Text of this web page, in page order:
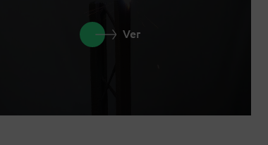
Ver